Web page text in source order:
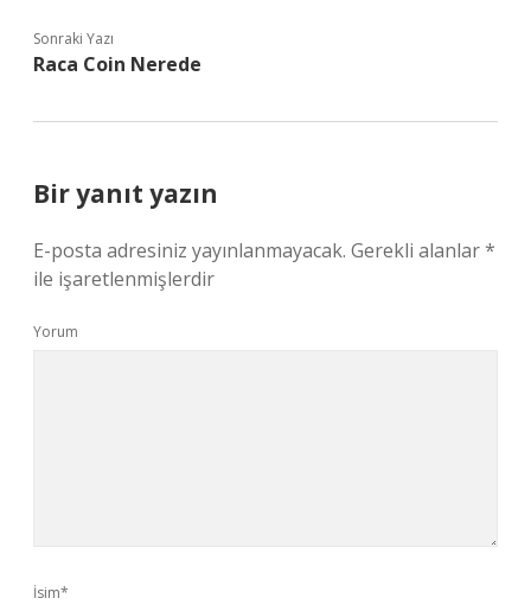
Sonraki Yazı
Raca Coin Nerede
Bir yanıt yazın
E-posta adresiniz yayınlanmayacak. Gerekli alanlar*
ile işaretlenmişlerdir
Yorum
İsim*